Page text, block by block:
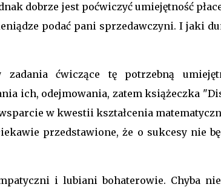
dobrze jest poćwiczyć umiejętność
podać pani sprzedawczyni. I jaki
ćwiczące tę potrzebną
ich, odejmowania, zatem książeczka
w kwestii kształcenia
przedstawione, że o sukcesy nie
i lubiani bohaterowie. Chyba